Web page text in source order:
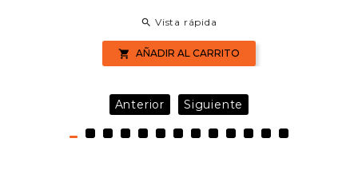
 Vista rápida
 AÑADIR AL CARRITO
Anterior Siguiente